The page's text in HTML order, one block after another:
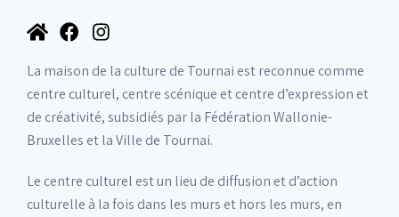
La maison de la culture de Tournai est reconnue comme
centre culturel, centre scénique et centre d’expression et
de créativité, subsidiés par la Fédération Wallonie-
Bruxelles et la Ville de Tournai.
Le centre culturel est un lieu de diffusion et d’action
culturelle à la fois dans les murs et hors les murs, en